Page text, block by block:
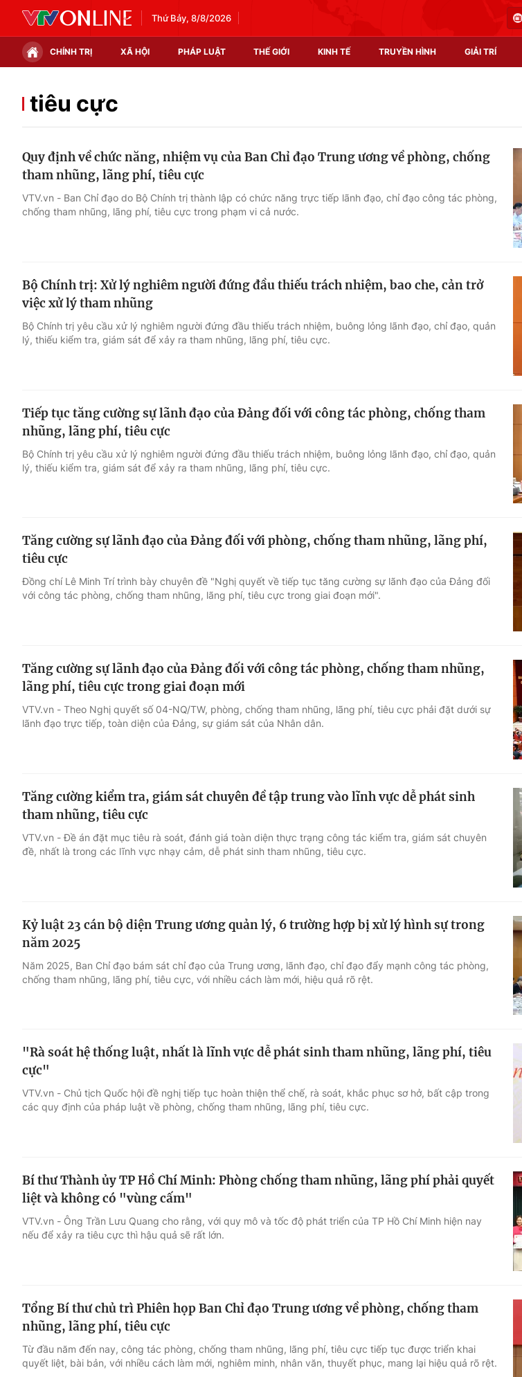
Thứ Bảy, 8/8/2026
CHÍNH TRỊ XÃ HỘI PHÁP LUẬT THẾ GIỚI KINH TẾ TRUYỀN HÌNH GIẢI TRÍ
Chính trị
Tin tức
Thế giới đó đây
Câu chuyện quốc tế
Tài chính
Thị trường
Góc doanh nghiệp
Hậu trường
Điện ảnh
Âm nhạc
Sao
Du lịch
Chất lượng cuộc sống
Tuyển sinh
tiêu cực
Quy định về chức năng, nhiệm vụ của Ban Chỉ đạo Trung ương về phòng, chống
tham nhũng, lãng phí, tiêu cực
VTV.vn - Ban Chỉ đạo do Bộ Chính trị thành lập có chức năng trực tiếp lãnh đạo, chỉ đạo công tác phòng,
chống tham nhũng, lãng phí, tiêu cực trong phạm vi cả nước.
Bộ Chính trị: Xử lý nghiêm người đứng đầu thiếu trách nhiệm, bao che, cản trở
việc xử lý tham nhũng
Bộ Chính trị yêu cầu xử lý nghiêm người đứng đầu thiếu trách nhiệm, buông lỏng lãnh đạo, chỉ đạo, quản
lý, thiếu kiểm tra, giám sát để xảy ra tham nhũng, lãng phí, tiêu cực.
Tiếp tục tăng cường sự lãnh đạo của Đảng đối với công tác phòng, chống tham
nhũng, lãng phí, tiêu cực
Bộ Chính trị yêu cầu xử lý nghiêm người đứng đầu thiếu trách nhiệm, buông lỏng lãnh đạo, chỉ đạo, quản
lý, thiếu kiểm tra, giám sát để xảy ra tham nhũng, lãng phí, tiêu cực.
Tăng cường sự lãnh đạo của Đảng đối với phòng, chống tham nhũng, lãng phí,
tiêu cực
Đồng chí Lê Minh Trí trình bày chuyên đề "Nghị quyết về tiếp tục tăng cường sự lãnh đạo của Đảng đối
với công tác phòng, chống tham nhũng, lãng phí, tiêu cực trong giai đoạn mới".
Tăng cường sự lãnh đạo của Đảng đối với công tác phòng, chống tham nhũng,
lãng phí, tiêu cực trong giai đoạn mới
VTV.vn - Theo Nghị quyết số 04-NQ/TW, phòng, chống tham nhũng, lãng phí, tiêu cực phải đặt dưới sự
lãnh đạo trực tiếp, toàn diện của Đảng, sự giám sát của Nhân dân.
Tăng cường kiểm tra, giám sát chuyên đề tập trung vào lĩnh vực dễ phát sinh
tham nhũng, tiêu cực
VTV.vn - Đề án đặt mục tiêu rà soát, đánh giá toàn diện thực trạng công tác kiểm tra, giám sát chuyên
đề, nhất là trong các lĩnh vực nhạy cảm, dễ phát sinh tham nhũng, tiêu cực.
Kỷ luật 23 cán bộ diện Trung ương quản lý, 6 trường hợp bị xử lý hình sự trong
năm 2025
Năm 2025, Ban Chỉ đạo bám sát chỉ đạo của Trung ương, lãnh đạo, chỉ đạo đẩy mạnh công tác phòng,
chống tham nhũng, lãng phí, tiêu cực, với nhiều cách làm mới, hiệu quả rõ rệt.
"Rà soát hệ thống luật, nhất là lĩnh vực dễ phát sinh tham nhũng, lãng phí, tiêu
cực"
VTV.vn - Chủ tịch Quốc hội đề nghị tiếp tục hoàn thiện thể chế, rà soát, khắc phục sơ hở, bất cập trong
các quy định của pháp luật về phòng, chống tham nhũng, lãng phí, tiêu cực.
Bí thư Thành ủy TP Hồ Chí Minh: Phòng chống tham nhũng, lãng phí phải quyết
liệt và không có "vùng cấm"
VTV.vn - Ông Trần Lưu Quang cho rằng, với quy mô và tốc độ phát triển của TP Hồ Chí Minh hiện nay
nếu để xảy ra tiêu cực thì hậu quả sẽ rất lớn.
Tổng Bí thư chủ trì Phiên họp Ban Chỉ đạo Trung ương về phòng, chống tham
nhũng, lãng phí, tiêu cực
Từ đầu năm đến nay, công tác phòng, chống tham nhũng, lãng phí, tiêu cực tiếp tục được triển khai
quyết liệt, bài bản, với nhiều cách làm mới, nghiêm minh, nhân văn, thuyết phục, mang lại hiệu quả rõ rệt.